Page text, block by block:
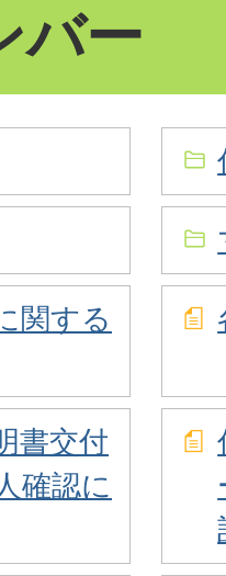
バー
関する
書交付
確認に